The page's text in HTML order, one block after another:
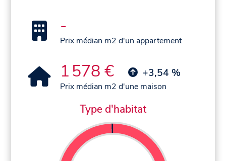
-
Prix médian m2 d'un appartement
1 578 € +3,54 %
Prix médian m2 d'une maison
Type d'habitat